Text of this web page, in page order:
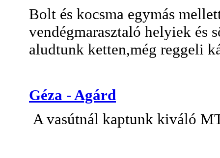
Bolt és kocsma egymás
vendégmarasztaló helyiek és
aludtunk ketten,még reggeli
Géza - Agárd
A vasútnál kaptunk kiváló